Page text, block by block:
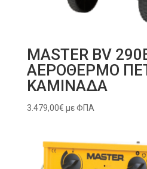
MASTER BV
ΑΕΡΟΘΕΡΜΟ
ΚΑΜΙΝΑΔΑ
3.479,00€ με ΦΠΑ